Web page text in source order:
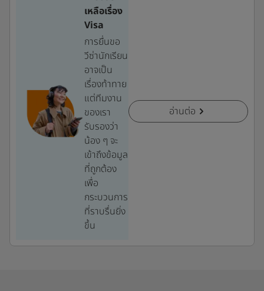
เหลือเรื่อง
Visa
การยื่นขอ
วีซ่านักเรียน
อาจเป็น
เรื่องท้าทาย
แต่ทีมงาน
ของเรา
รับรองว่า
น้อง ๆ จะ
เข้าถึงข้อมูล
ที่ถูกต้อง
เพื่อ
กระบวนการ
ที่ราบรื่นยิ่ง
ขึ้น
อ่านต่อ